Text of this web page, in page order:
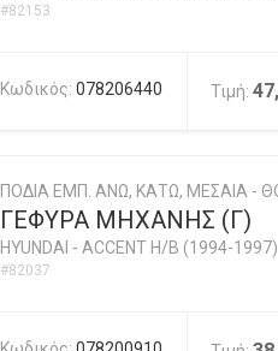
#82153
Κωδικός: 078206440 Τιμή:
ΠΟΔΙΑ ΕΜΠ. ΑΝΩ, ΚΑΤΩ, ΜΕΣΑΙΑ -
ΓΕΦΥΡΑ ΜΗΧΑΝΗΣ (Γ)
HYUNDAI - ACCENT H/B (1994-1997)
#82037